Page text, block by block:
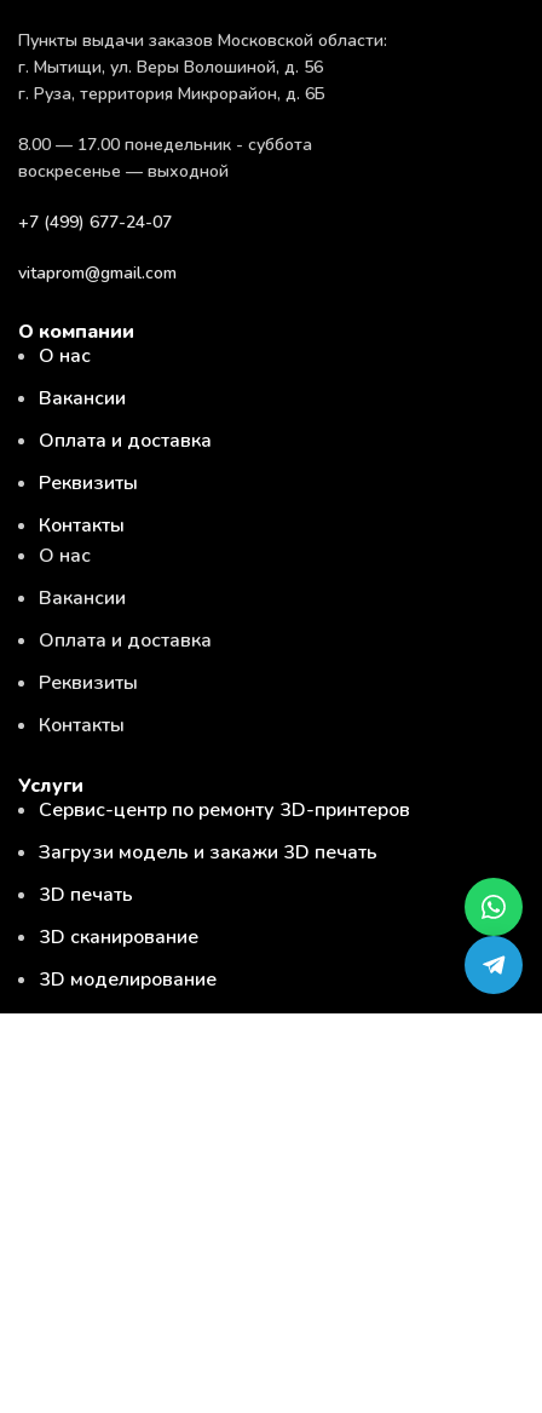
Пункты выдачи заказов Московской области:
г. Мытищи, ул. Веры Волошиной, д. 56
г. Руза, территория Микрорайон, д. 6Б
8.00 — 17.00 понедельник - суббота
воскресенье — выходной
+7 (499) 677-24-07
vitaprom@gmail.com
О компании
О нас
Вакансии
Оплата и доставка
Реквизиты
Контакты
О нас
Вакансии
Оплата и доставка
Реквизиты
Контакты
Услуги
Сервис-центр по ремонту 3D-принтеров
Загрузи модель и закажи 3D печать
3D печать
3D сканирование
3D моделирование
Серийная 3D печать